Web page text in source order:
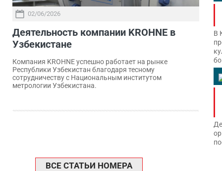
02/06/2026
Деятельность компании KROHNE в
Узбекистане
Компания KROHNE успешно работает на рынке
Республики Узбекистан благодаря тесному
сотрудничеству с Национальным институтом
метрологии Узбекистана.
В
ВСЕ СТАТЬИ НОМЕРА